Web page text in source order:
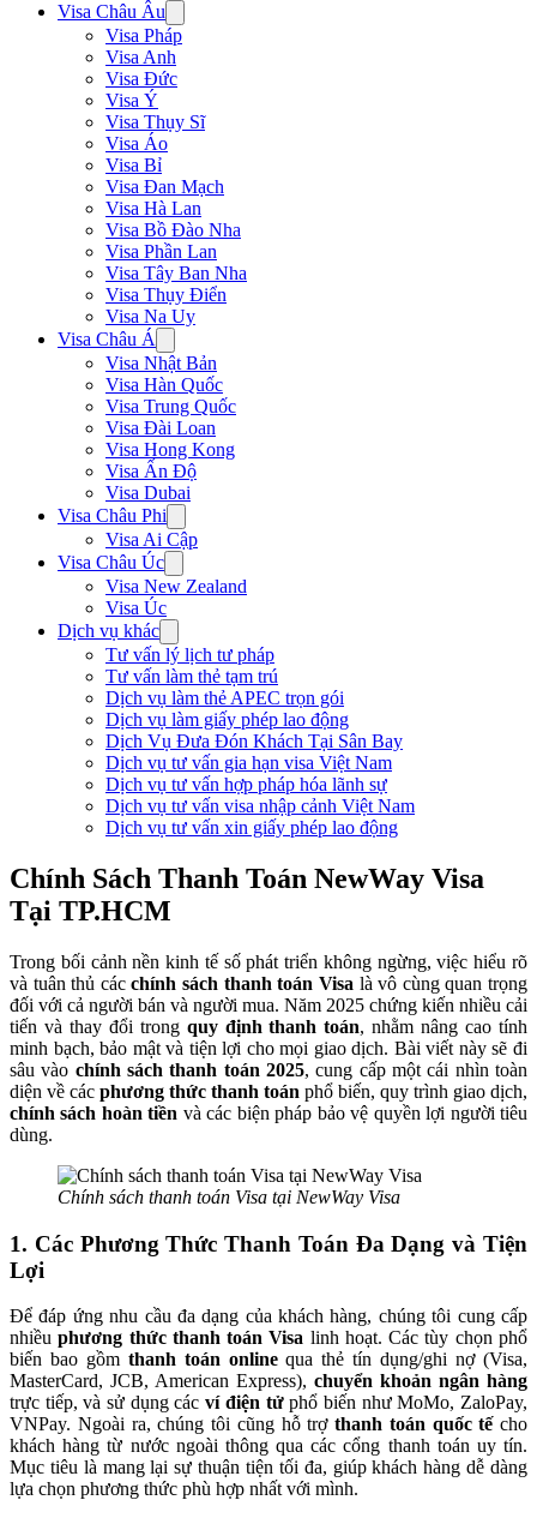
Visa Châu Âu
Visa Pháp
Visa Anh
Visa Đức
Visa Ý
Visa Thụy Sĩ
Visa Áo
Visa Bỉ
Visa Đan Mạch
Visa Hà Lan
Visa Bồ Đào Nha
Visa Phần Lan
Visa Tây Ban Nha
Visa Thụy Điển
Visa Na Uy
Visa Châu Á
Visa Nhật Bản
Visa Hàn Quốc
Visa Trung Quốc
Visa Đài Loan
Visa Hong Kong
Visa Ấn Độ
Visa Dubai
Visa Châu Phi
Visa Ai Cập
Visa Châu Úc
Visa New Zealand
Visa Úc
Dịch vụ khác
Tư vấn lý lịch tư pháp
Tư vấn làm thẻ tạm trú
Dịch vụ làm thẻ APEC trọn gói
Dịch vụ làm giấy phép lao động
Dịch Vụ Đưa Đón Khách Tại Sân Bay
Dịch vụ tư vấn gia hạn visa Việt Nam
Dịch vụ tư vấn hợp pháp hóa lãnh sự
Dịch vụ tư vấn visa nhập cảnh Việt Nam
Dịch vụ tư vấn xin giấy phép lao động
Chính Sách Thanh Toán NewWay Visa
Tại TP.HCM
Trong bối cảnh nền kinh tế số phát triển không ngừng, việc hiểu rõ
và tuân thủ cácchính sách thanh toán Visa là vô cùng quan trọng
đối với cả người bán và người mua. Năm 2025 chứng kiến nhiều cải
tiến và thay đổi trong quy định thanh toán, nhằm nâng cao tính
minh bạch, bảo mật và tiện lợi cho mọi giao dịch. Bài viết này sẽ đi
sâu vào chính sách thanh toán 2025, cung cấp một cái nhìn toàn
diện về các phương thức thanh toán phổ biến, quy trình giao dịch,
chính sách hoàn tiền và các biện pháp bảo vệ quyền lợi người tiêu
dùng.
Chính sách thanh toán Visa tại NewWay Visa
1. Các Phương Thức Thanh Toán Đa Dạng và Tiện
Lợi
Để đáp ứng nhu cầu đa dạng của khách hàng, chúng tôi cung cấp
nhiềuphương thức thanh toán Visa linh hoạt. Các tùy chọn phổ
biến bao gồm thanh toán onlinequa thẻ tín dụng/ghi nợ (Visa,
MasterCard, JCB, American Express), chuyển khoản ngân hàng
trực tiếp, và sử dụng cácví điện tửphổ biến như MoMo, ZaloPay,
VNPay. Ngoài ra, chúng tôi cũng hỗ trợ thanh toán quốc tếcho
khách hàng từ nước ngoài thông qua các cổng thanh toán uy tín.
Mục tiêu là mang lại sự thuận tiện tối đa, giúp khách hàng dễ dàng
lựa chọn phương thức phù hợp nhất với mình.